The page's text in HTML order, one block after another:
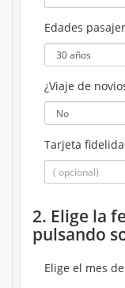
Edades
¿Viaje de
Tarjeta
2. Elige la
pulsando
Elige el mes